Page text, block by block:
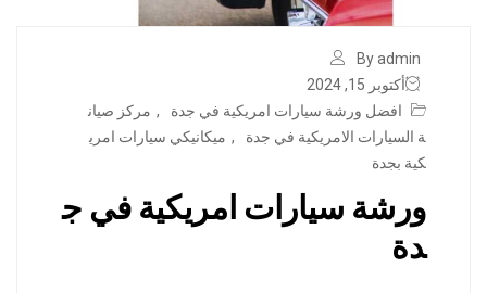
By admin
أكتوبر 15, 2024
افضل ورشة سيارات امريكية في جدة
, مركز صيان
ة السيارات الامريكية في جدة
, ميكانيكي سيارات امري
كية بجدة
ورشة سيارات امريكية في ج
دة